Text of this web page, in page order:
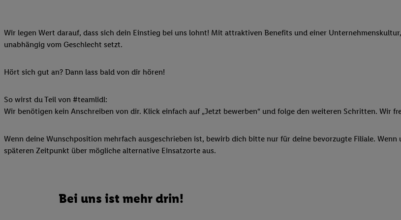
Wir legen Wert darauf, dass sich dein Einstieg bei uns lohnt! Mit attraktiven Benefits und einer
unabhängig vom Geschlecht setzt.
Hört sich gut an? Dann lass bald von dir hören!
So wirst du Teil von #teamlidl:
Wir benötigen kein Anschreiben von dir. Klick einfach auf „Jetzt bewerben“ und folge den weiteren Schritten. Wir
Wenn deine Wunschposition mehrfach ausgeschrieben ist, bewirb dich bitte nur für deine bevorzugte Filiale.
späteren Zeitpunkt über mögliche alternative Einsatzorte aus.
Bei uns ist mehr drin!
Zudem erlauben Sie uns, der Utiq SA/NV („Utiq“) und Ihrem
Adresse und einer Kundenkonto-Referenz, wie z.B. Ihrer Mobilfunknummer,
können Ihre Einwilligung speziell zur Nutzung der Utiq-Technologie - zusätzlich
(„consenthub“)oder über „Anpassen“/„Nutzung der Telekommunikations-
Marketing“ am unteren Ende dieser Einwilligung (nur für die Lidl-Dienste)
sämtlicher genannten Partner zu. Weitere Informationen, auch zur Speicherdauer